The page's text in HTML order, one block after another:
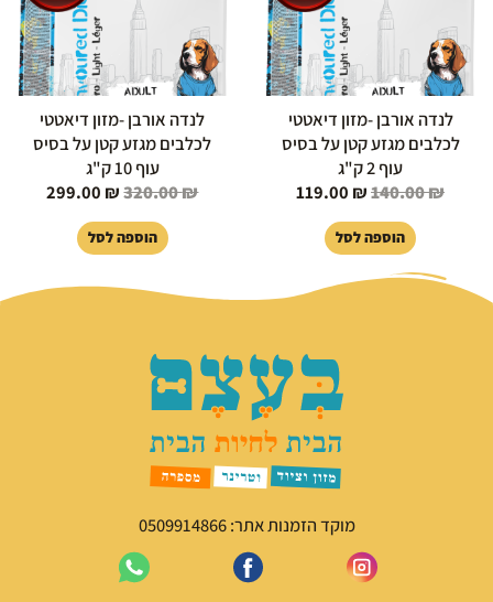
לנדה אורבן -מזון דיאטטי
לכלבים מגזע קטן על בסיס
עוף 2 ק"ג
140.00₪
119.00 ₪
הוספה לסל
לנדה אורבן -מזון דיאטטי
לכלבים מגזע קטן על בסיס
עוף 10 ק"ג
320.00₪
299.00 ₪
הוספה לסל
מוקד הזמנות אתר: 0509914866